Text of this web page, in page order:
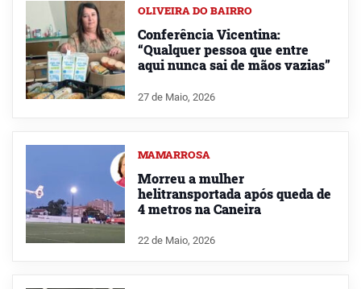
OLIVEIRA DO BAIRRO
Conferência Vicentina:
“Qualquer pessoa que entre
aqui nunca sai de mãos vazias”
27 de Maio, 2026
MAMARROSA
Morreu a mulher
helitransportada após queda de
4 metros na Caneira
22 de Maio, 2026